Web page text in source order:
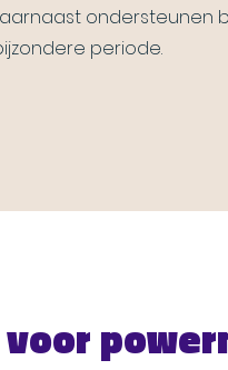
ondersteunen
periode.